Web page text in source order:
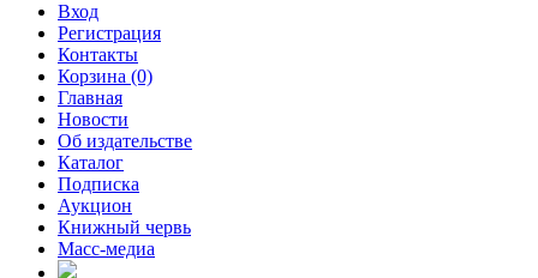
Вход
Регистрация
Контакты
Корзина (0)
Главная
Новости
Об издательстве
Каталог
Подписка
Аукцион
Книжный червь
Масс-медиа